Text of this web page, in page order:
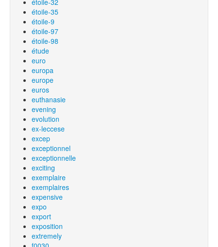
étoile-32
étoile-35
étoile-9
étoile-97
étoile-98
étude
euro
europa
europe
euros
euthanasie
evening
evolution
ex-leccese
excep
exceptionnel
exceptionnelle
exciting
exemplaire
exemplaires
expensive
expo
export
exposition
extremely